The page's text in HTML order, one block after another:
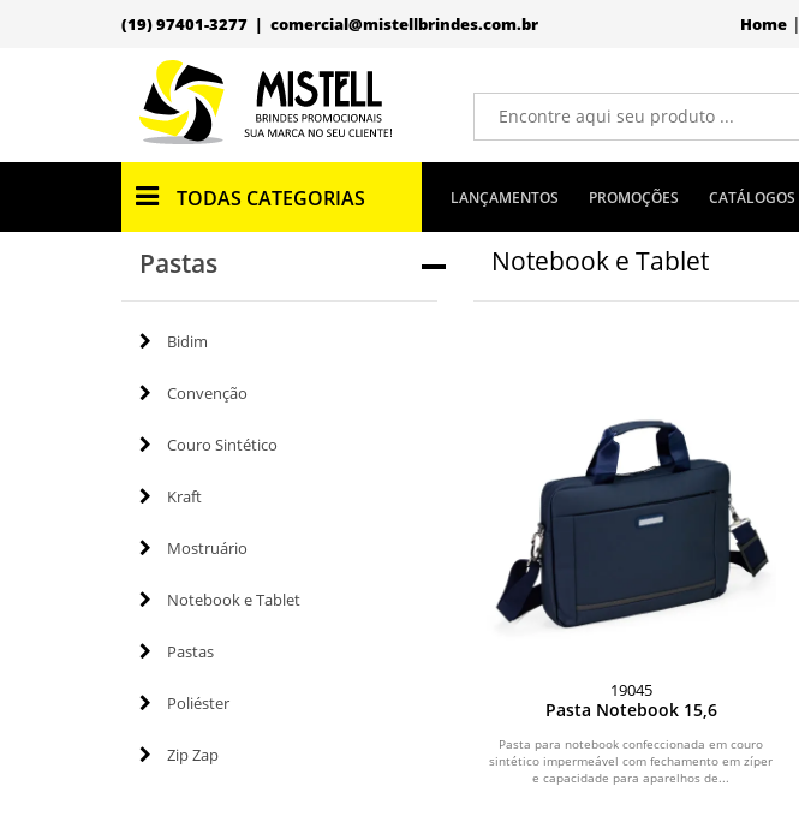
(19) 97401-3277 | comercial@mistellbrindes.com.br Home|
TODAS CATEGORIAS LANÇAMENTOS PROMOÇÕES CATÁLOGOS
Pastas
Bidim
Convenção
Couro Sintético
Kraft
Mostruário
Notebook e Tablet
Pastas
Poliéster
Zip Zap
Notebook e Tablet
19045
Pasta Notebook 15,6
Pasta para notebook confeccionada em couro
sintético impermeável com fechamento em zíper
e capacidade para aparelhos de...